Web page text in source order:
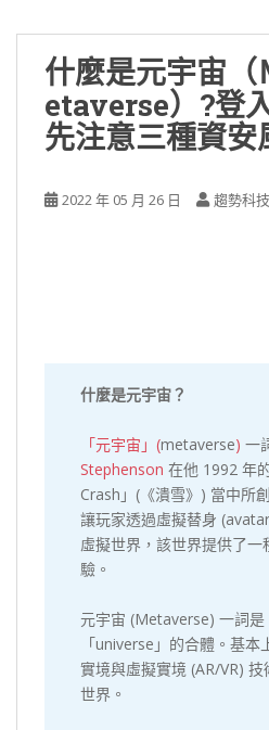
什麼是元宇宙（
etaverse）?登
先注意三種資安
2022 年 05 月 26 日 趨勢科
什麼是元宇宙？
「元宇宙」(metaverse) 一
Stephenson 在他 1992 年
Crash」(《潰雪》) 當中所
讓玩家透過虛擬替身
虛擬世界，該世界提供了一
驗。
元宇宙 (Metaverse) 一詞
「universe」的合體。基
實境與虛擬實境 (AR/VR)
世界。